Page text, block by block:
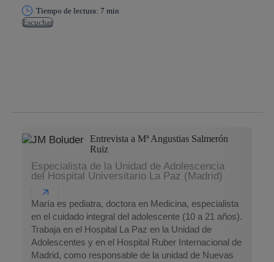
Tiempo de lectura: 7 min
Escuchar
Entrevista a Mª Angustias Salmerón
Ruiz
Especialista de la Unidad de Adolescencia
del Hospital Universitario La Paz (Madrid)
María es pediatra, doctora en Medicina, especialista
en el cuidado integral del adolescente (10 a 21 años).
Trabaja en el Hospital La Paz en la Unidad de
Adolescentes y en el Hospital Ruber Internacional de
Madrid, como responsable de la unidad de Nuevas